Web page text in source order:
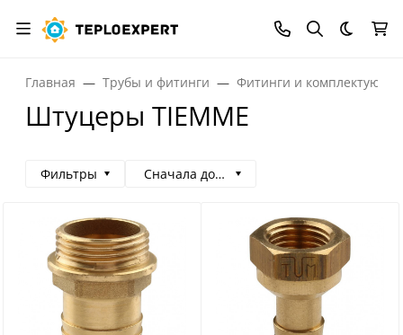
Темная
Главная Трубы и фитинги Фитинги и
Штуцеры TIEMME
Фильтры Сначала дорогие